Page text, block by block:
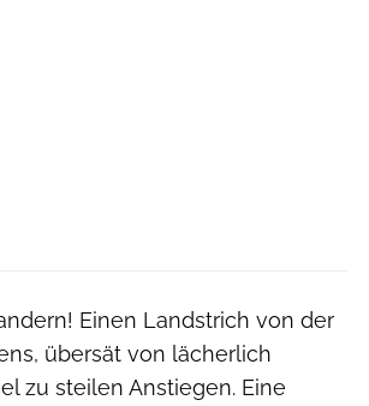
Einen Landstrich von der
übersät von lächerlich
zu steilen Anstiegen. Eine